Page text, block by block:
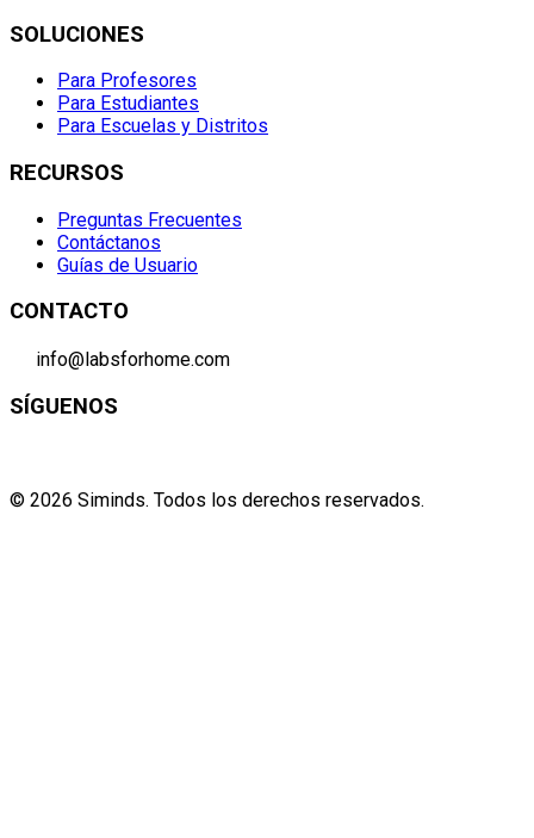
SOLUCIONES
Para Profesores
Para Estudiantes
Para Escuelas y Distritos
RECURSOS
Preguntas Frecuentes
Contáctanos
Guías de Usuario
CONTACTO
info@labsforhome.com
SÍGUENOS
© 2026 Siminds. Todos los derechos reservados.